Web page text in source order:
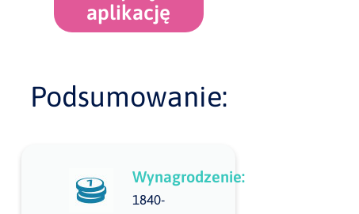
aplikację
Podsumowanie:
Wynagrodzenie:
1840-